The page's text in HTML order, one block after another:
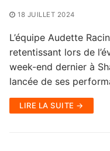
18 JUILLET 2024
L’équipe Audette
retentissant lors de
week-end dernier à
lancée de ses
LIRE LA SUITE →